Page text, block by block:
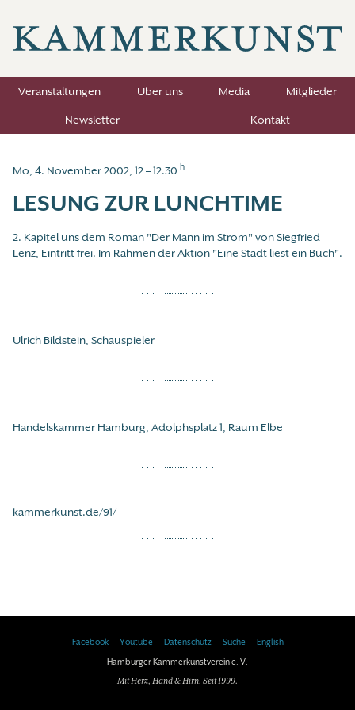
Veranstaltungen Über uns Media
Mitglieder
Newsletter
Kontakt
Mo, 4. November 2002, 12 – 12.30 h
LESUNG ZUR LUNCHTIME
2. Kapitel uns dem Roman "Der Mann im Strom" von Siegfried
Lenz, Eintritt frei. Im Rahmen der Aktion "Eine Stadt liest ein Buch".
Ulrich Bildstein, Schauspieler
Handelskammer Hamburg, Adolphsplatz 1, Raum Elbe
kammerkunst.de/91/
Facebook Youtube Datenschutz Suche
English
Hamburger Kammerkunstverein e. V.
Mit Herz, Hand & Hirn. Seit 1999.